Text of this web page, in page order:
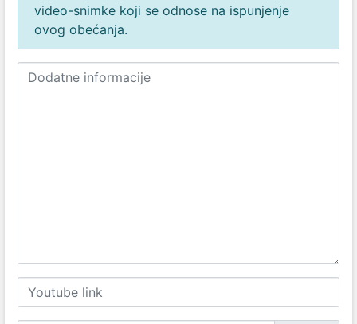
video-snimke koji se odnose na ispunjenje
ovog obećanja.